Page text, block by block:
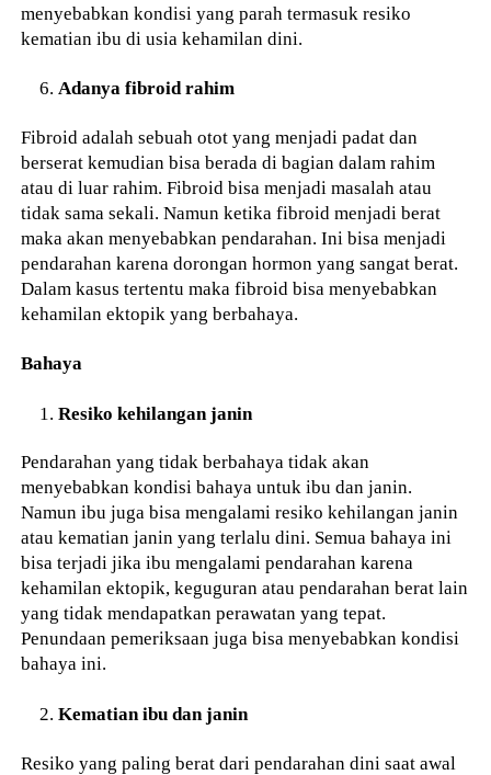
menyebabkan kondisi yang parah termasuk resiko
kematian ibu di usia kehamilan dini.
Adanya fibroid rahim
Fibroid adalah sebuah otot yang menjadi padat dan
berserat kemudian bisa berada di bagian dalam rahim
atau di luar rahim. Fibroid bisa menjadi masalah atau
tidak sama sekali. Namun ketika fibroid menjadi berat
maka akan menyebabkan pendarahan. Ini bisa menjadi
pendarahan karena dorongan hormon yang sangat berat.
Dalam kasus tertentu maka fibroid bisa menyebabkan
kehamilan ektopik yang berbahaya.
Bahaya
Resiko kehilangan janin
Pendarahan yang tidak berbahaya tidak akan
menyebabkan kondisi bahaya untuk ibu dan janin.
Namun ibu juga bisa mengalami resiko kehilangan janin
atau kematian janin yang terlalu dini. Semua bahaya ini
bisa terjadi jika ibu mengalami pendarahan karena
kehamilan ektopik, keguguran atau pendarahan berat lain
yang tidak mendapatkan perawatan yang tepat.
Penundaan pemeriksaan juga bisa menyebabkan kondisi
bahaya ini.
Kematian ibu dan janin
Resiko yang paling berat dari pendarahan dini saat awal